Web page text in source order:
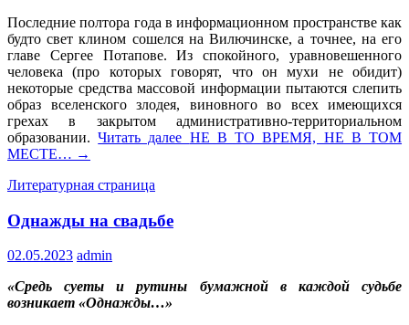
Последние полтора года в информационном пространстве как
будто свет клином сошелся на Вилючинске, а точнее, на его
главе Сергее Потапове. Из спокойного, уравновешенного
человека (про которых говорят, что он мухи не обидит)
некоторые средства массовой информации пытаются слепить
образ вселенского злодея, виновного во всех имеющихся
грехах в закрытом административно-территориальном
образовании.Читать далее НЕ В ТО ВРЕМЯ, НЕ В ТОМ
МЕСТЕ… →
Литературная страница
Однажды на свадьбе
02.05.2023 admin
«Средь суеты и рутины бумажной в каждой судьбе
возникает «Однажды…»